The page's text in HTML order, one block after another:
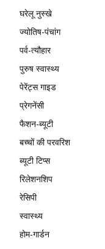
घरेलू नुस्खे
ज्योतिष-पंचांग
पर्व-त्यौहार
पुरुष स्वास्थ्य
पेरेंट्स गाइड
प्रेगनेंसी
फैशन-ब्यूटी
बच्चों की परवरिश
ब्यूटी टिप्स
रिलेशनशिप
रेसिपी
स्वास्थ्य
होम-गार्डन